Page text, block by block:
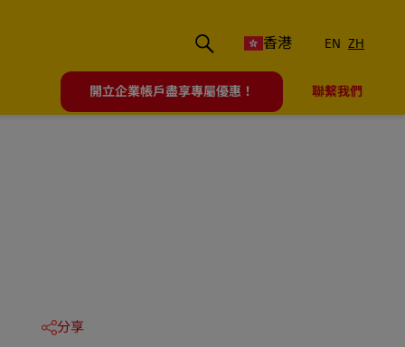
香港
EN ZH
開立企業帳戶盡享專屬優惠！ 聯繫我們
分享